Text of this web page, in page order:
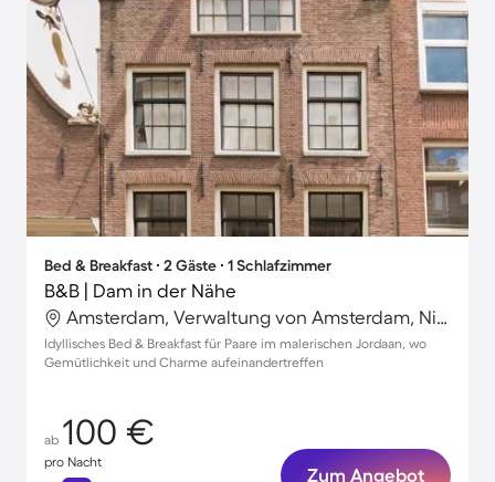
Bed & Breakfast ∙ 2 Gäste ∙ 1 Schlafzimmer
B&B | Dam in der Nähe
Amsterdam, Verwaltung von Amsterdam, Niederlande
Idyllisches Bed & Breakfast für Paare im malerischen Jordaan, wo
Gemütlichkeit und Charme aufeinandertreffen
ab 100 €
pro Nacht
Zum Angebot